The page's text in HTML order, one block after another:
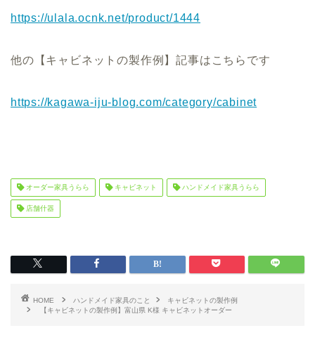
https://ulala.ocnk.net/product/1444
他の【キャビネットの製作例】記事はこちらです
https://kagawa-iju-blog.com/category/cabinet
オーダー家具うらら キャビネット ハンドメイド家具うらら
店舗什器
HOME ハンドメイド家具のこと
キャビネットの製作例
【キャビネットの製作例】富山県 K様 キャビネットオーダー